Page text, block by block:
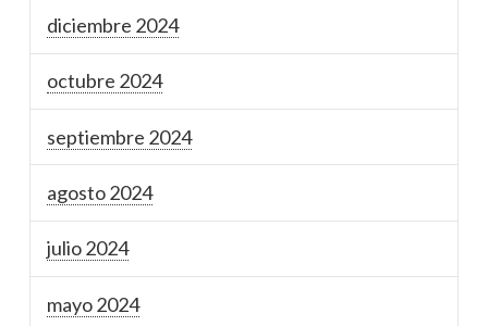
diciembre 2024
octubre 2024
septiembre 2024
agosto 2024
julio 2024
mayo 2024